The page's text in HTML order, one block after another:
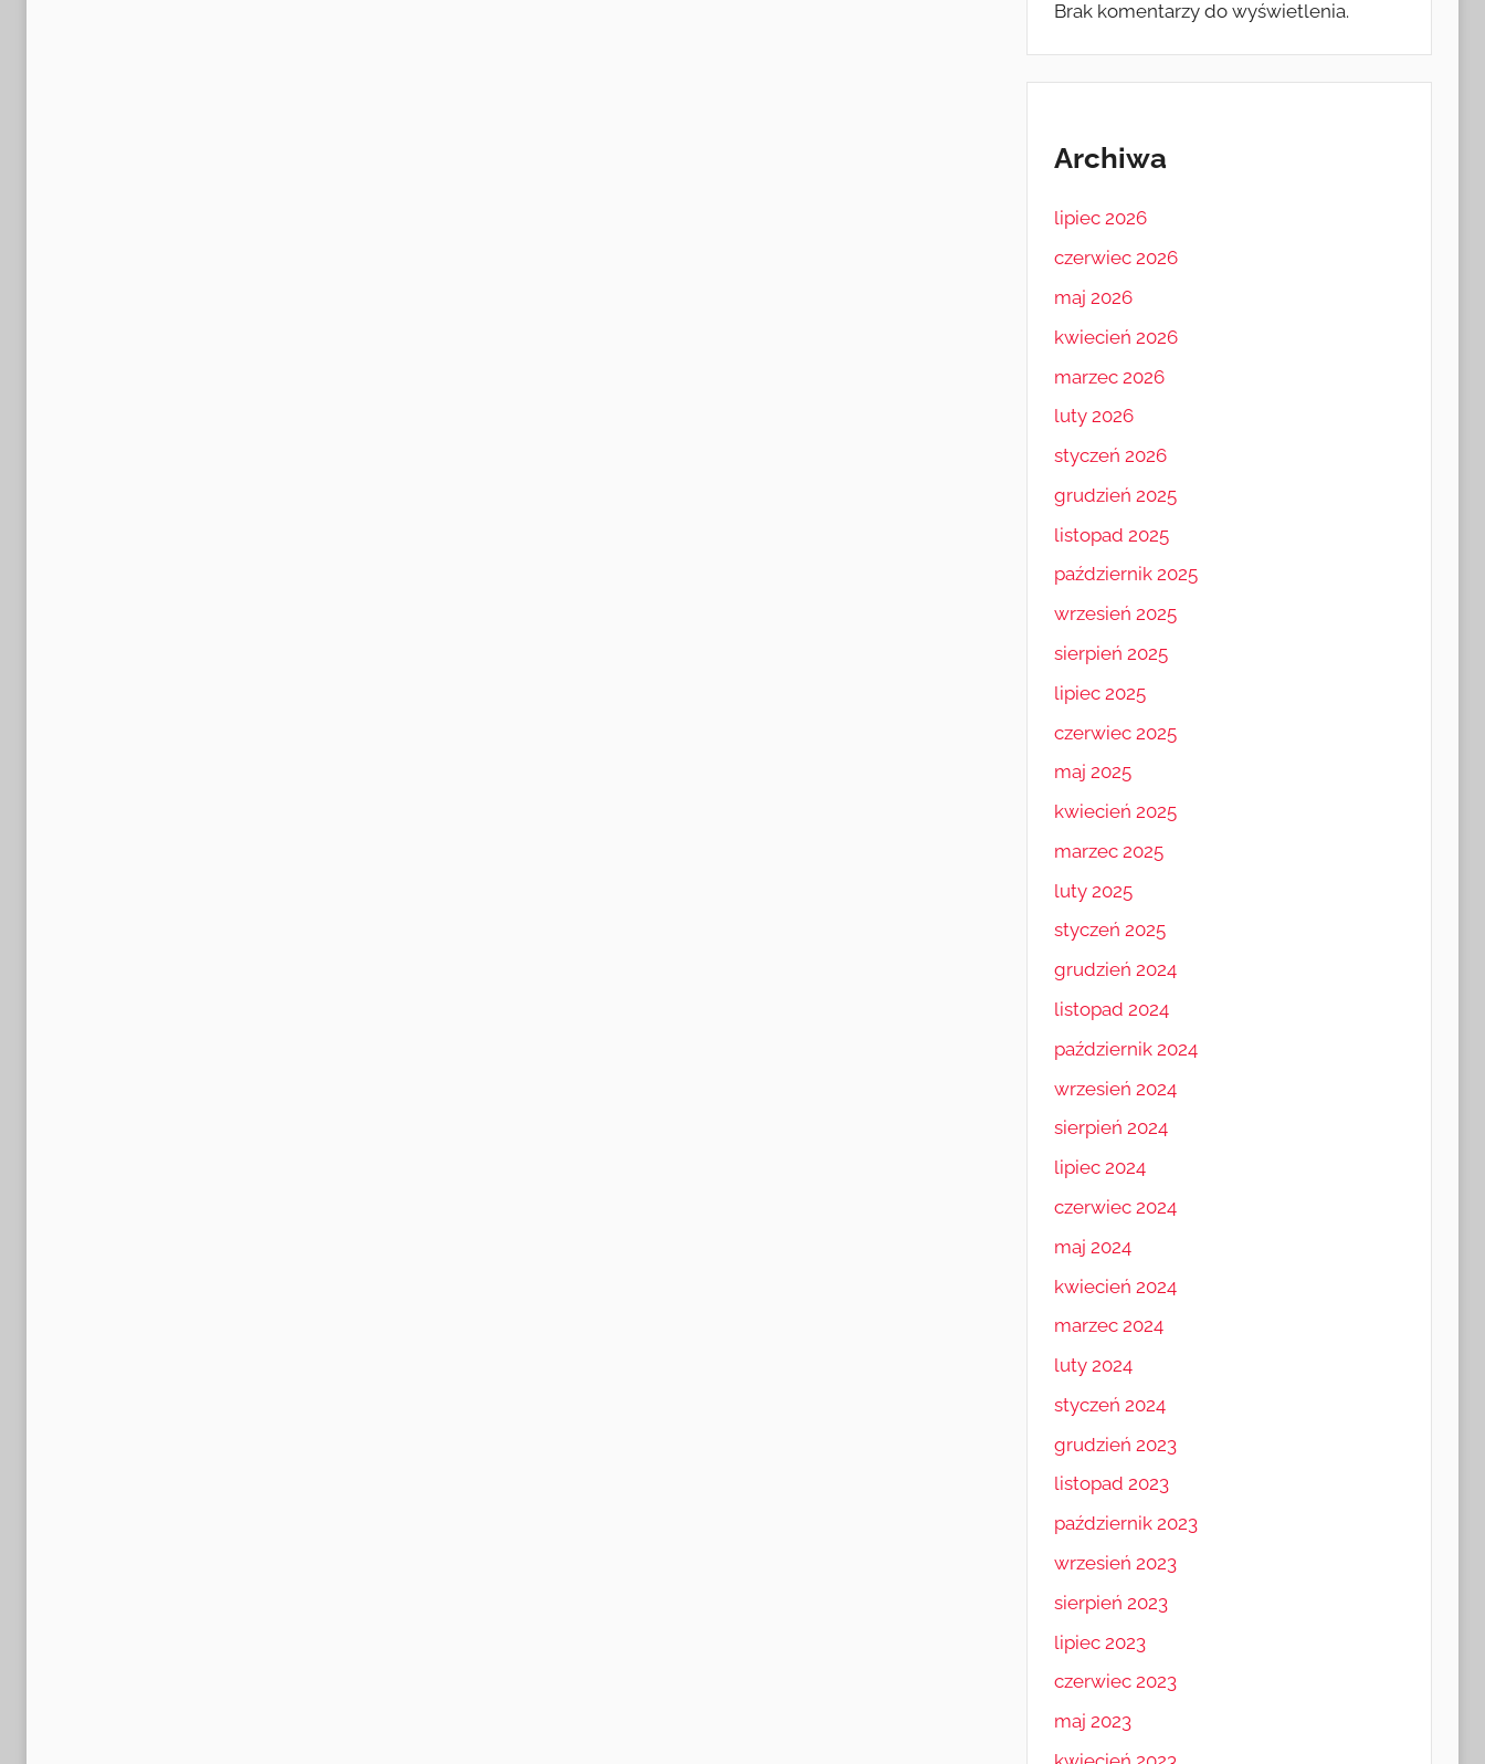
Brak komentarzy do wyświetlenia.
Archiwa
lipiec 2026
czerwiec 2026
maj 2026
kwiecień 2026
marzec 2026
luty 2026
styczeń 2026
grudzień 2025
listopad 2025
październik 2025
wrzesień 2025
sierpień 2025
lipiec 2025
czerwiec 2025
maj 2025
kwiecień 2025
marzec 2025
luty 2025
styczeń 2025
grudzień 2024
listopad 2024
październik 2024
wrzesień 2024
sierpień 2024
lipiec 2024
czerwiec 2024
maj 2024
kwiecień 2024
marzec 2024
luty 2024
styczeń 2024
grudzień 2023
listopad 2023
październik 2023
wrzesień 2023
sierpień 2023
lipiec 2023
czerwiec 2023
maj 2023